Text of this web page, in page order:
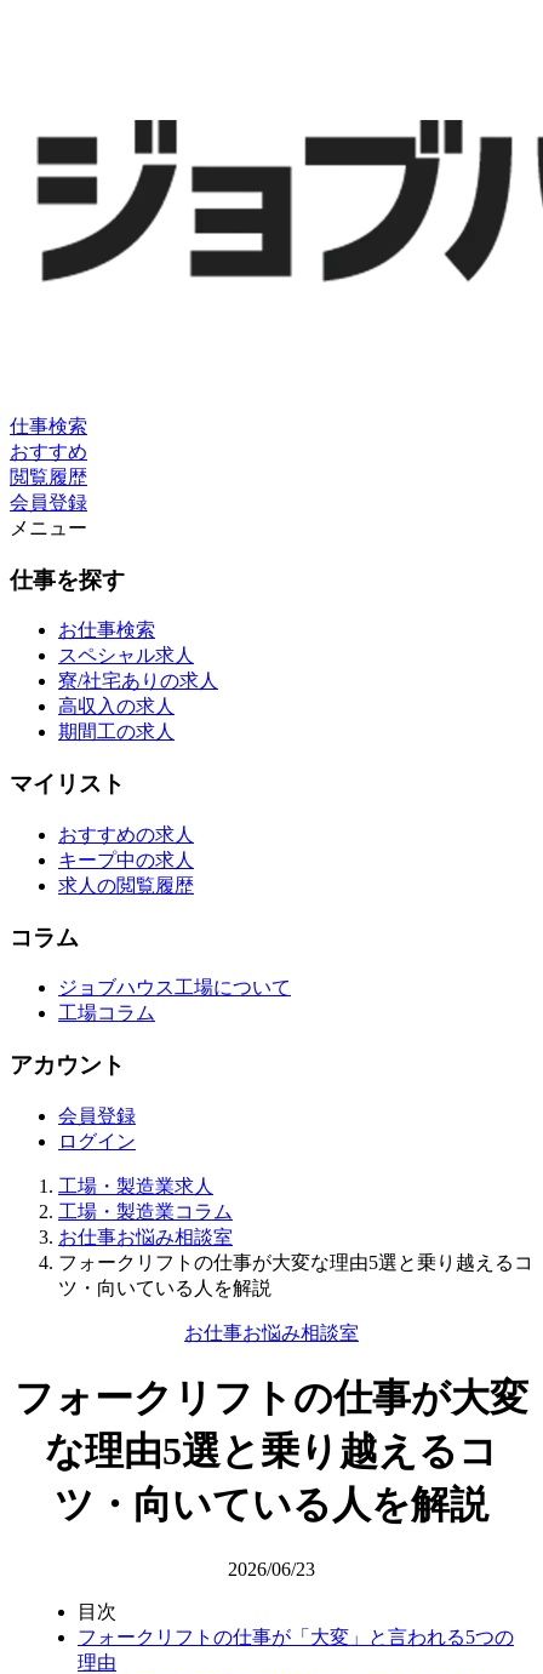
仕事検索
おすすめ
閲覧履歴
会員登録
メニュー
仕事を探す
お仕事検索
スペシャル求人
寮/社宅ありの求人
高収入の求人
期間工の求人
マイリスト
おすすめの求人
キープ中の求人
求人の閲覧履歴
コラム
ジョブハウス工場について
工場コラム
アカウント
会員登録
ログイン
工場・製造業求人
工場・製造業コラム
お仕事お悩み相談室
フォークリフトの仕事が大変な理由5選と乗り越えるコ
ツ・向いている人を解説
お仕事お悩み相談室
フォークリフトの仕事が大変
な理由5選と乗り越えるコ
ツ・向いている人を解説
2026/06/23
目次
フォークリフトの仕事が「大変」と言われる5つの
理由